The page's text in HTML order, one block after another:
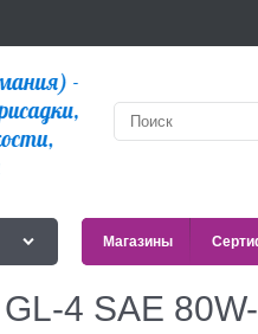
Магазины
4 SAE